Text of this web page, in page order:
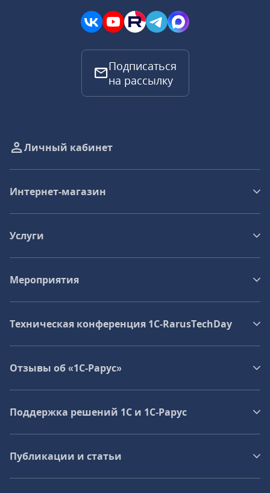
Подписаться
на рассылку
Личный кабинет
Интернет-магазин
Услуги
Мероприятия
Техническая конференция 1C‑RarusTechDay
Отзывы об «1С-Рарус»
Поддержка решений 1С и 1С‑Рарус
Публикации и статьи